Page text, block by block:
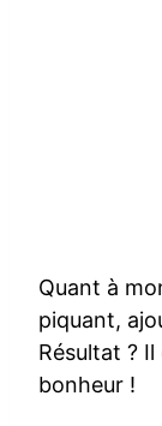
Quant à
piquant,
Résultat ?
bonheur !